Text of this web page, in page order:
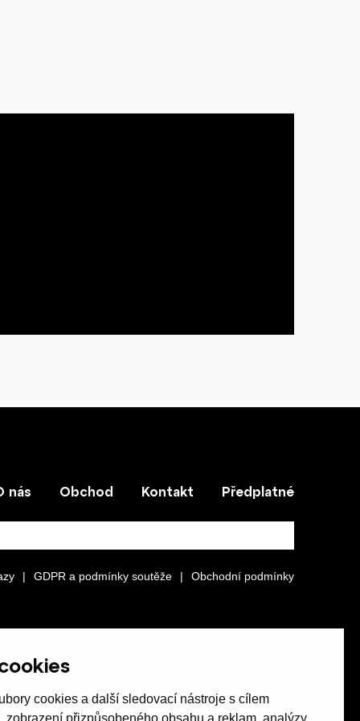
cookies a další sledovací nástroje s cílem
přizpůsobeného obsahu a reklam, analýzy
nás Obchod Kontakt Předplatné
| GDPR a podmínky soutěže | Obchodní podmínky